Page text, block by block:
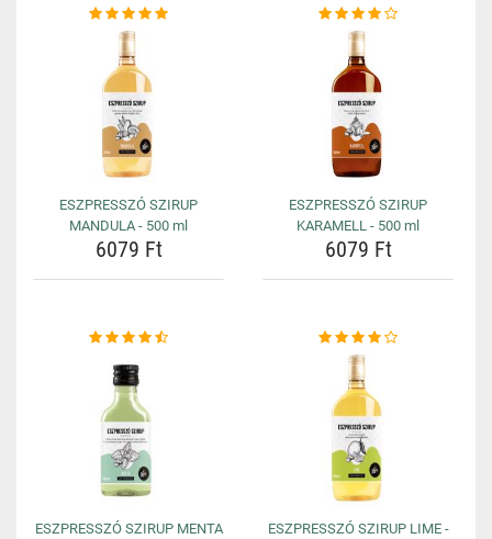
ESZPRESSZÓ SZIRUP
MANDULA - 500 ml
6079 Ft
ESZPRESSZÓ SZIRUP
KARAMELL - 500 ml
6079 Ft
ESZPRESSZÓ SZIRUP MENTA
ESZPRESSZÓ SZIRUP LIME -